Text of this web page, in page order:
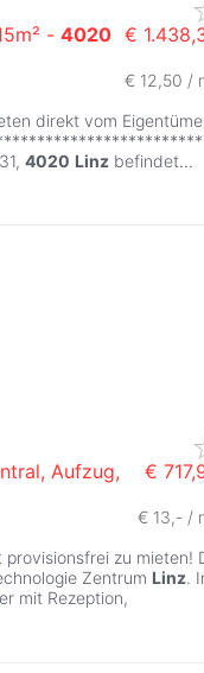
- 4020 €
€ 12,50 /
direkt vom
4020 Linz befindet...
Aufzug,
€
€ 13,- /
zu mieten!
Zentrum Linz.
mit Rezeption,